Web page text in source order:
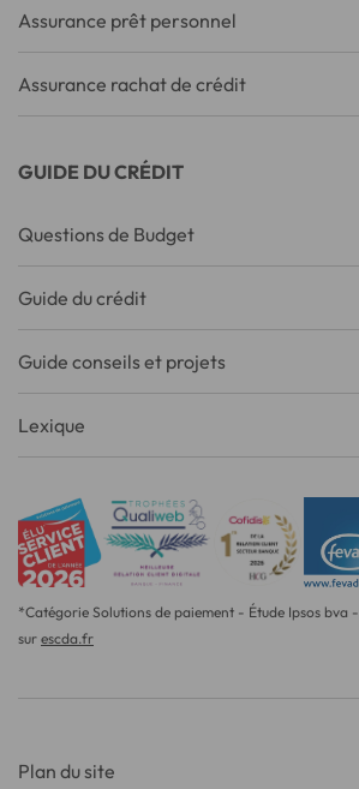
Assurance prêt personnel
Assurance rachat de crédit
GUIDE DU CRÉDIT
Questions de Budget
Guide du crédit
Guide conseils et projets
Lexique
*Catégorie Solutions de paiement - Étude Ipsos bva
sur escda.fr
Plan du site